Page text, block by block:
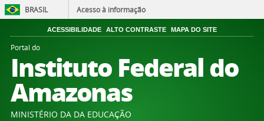
BRASIL Acesso à informação
ACESSIBILIDADE ALTO CONTRASTE MAPA DO SITE
Portal do
Instituto Federal do
Amazonas
MINISTÉRIO DA DA EDUCAÇÃO